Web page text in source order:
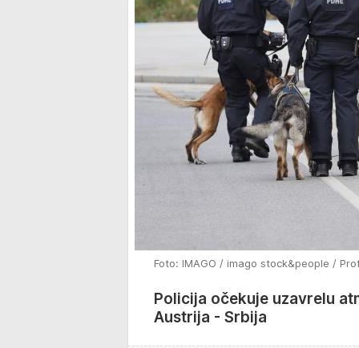
Foto: IMAGO / imago stock&people /
Policija očekuje uzavrelu
Austrija - Srbija